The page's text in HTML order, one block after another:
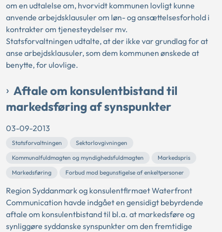
om en udtalelse om, hvorvidt kommunen lovligt kunne
anvende arbejdsklausuler om løn- og ansættelsesforhold i
kontrakter om tjenesteydelser mv.
Statsforvaltningen udtalte, at der ikke var grundlag for at
anse arbejdsklausuler, som dem kommunen ønskede at
benytte, for ulovlige.
Aftale om konsulentbistand til
markedsføring af synspunkter
03-09-2013
Statsforvaltningen
Sektorlovgivningen
Kommunalfuldmagten og myndighedsfuldmagten
Markedspris
Markedsføring
Forbud mod begunstigelse af enkeltpersoner
Region Syddanmark og konsulentfirmaet Waterfront
Communication havde indgået en gensidigt bebyrdende
aftale om konsulentbistand til bl.a. at markedsføre og
synliggøre syddanske synspunkter om den fremtidige